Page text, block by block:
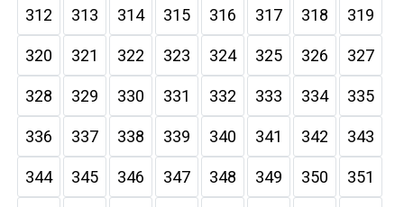
312 313 314 315 316 317 318 319
320 321 322 323 324 325 326 327
328 329 330 331 332 333 334 335
336 337 338 339 340 341 342 343
344 345 346 347 348 349 350 351